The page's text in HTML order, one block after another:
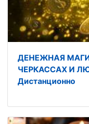
ДЕНЕЖНАЯ
ЧЕРКАССАХ И
Дистанционно